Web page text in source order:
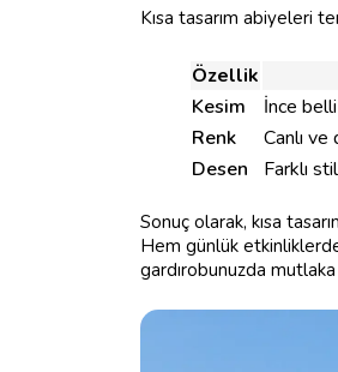
Kısa tasarım abiyeleri
Özellik
Kesim
İnce
Renk
Canlı
Desen
Farklı
Sonuç olarak, kısa
Hem günlük etkinliklerde
gardırobunuzda